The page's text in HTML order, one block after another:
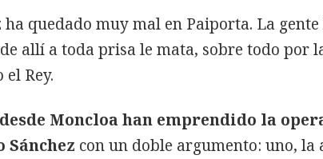
ha quedado muy mal en Paiporta. La
allí a toda prisa le mata, sobre todo por
el Rey.
desde Moncloa han emprendido la
Sánchez con un doble argumento: uno, la